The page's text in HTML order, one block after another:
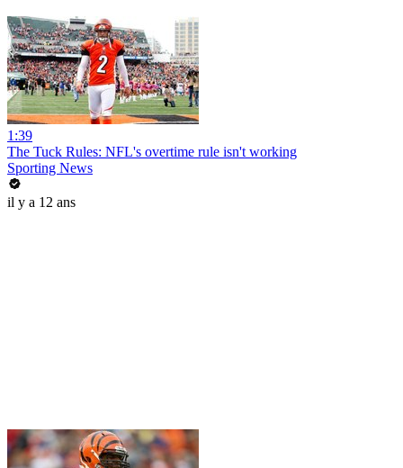
1:39
The Tuck Rules: NFL's overtime rule isn't working
Sporting News
il y a 12 ans